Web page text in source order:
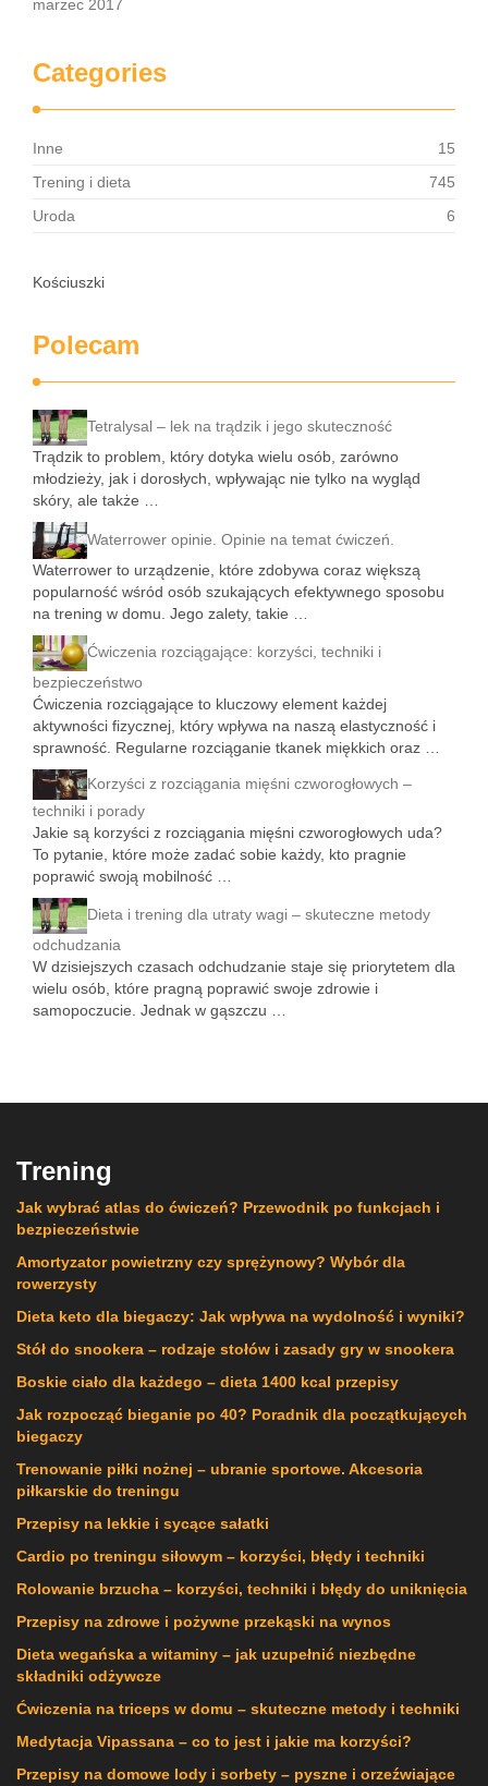
marzec 2017
Categories
Inne
15
Trening i dieta
745
Uroda
6
Kościuszki
Polecam
Tetralysal – lek na trądzik i jego skuteczność
Trądzik to problem, który dotyka wielu osób, zarówno
młodzieży, jak i dorosłych, wpływając nie tylko na wygląd
skóry, ale także …
Waterrower opinie. Opinie na temat ćwiczeń.
Waterrower to urządzenie, które zdobywa coraz większą
popularność wśród osób szukających efektywnego sposobu
na trening w domu. Jego zalety, takie …
Ćwiczenia rozciągające: korzyści, techniki i
bezpieczeństwo
Ćwiczenia rozciągające to kluczowy element każdej
aktywności fizycznej, który wpływa na naszą elastyczność i
sprawność. Regularne rozciąganie tkanek miękkich oraz …
Korzyści z rozciągania mięśni czworogłowych –
techniki i porady
Jakie są korzyści z rozciągania mięśni czworogłowych uda?
To pytanie, które może zadać sobie każdy, kto pragnie
poprawić swoją mobilność …
Dieta i trening dla utraty wagi – skuteczne metody
odchudzania
W dzisiejszych czasach odchudzanie staje się priorytetem dla
wielu osób, które pragną poprawić swoje zdrowie i
samopoczucie. Jednak w gąszczu …
Trening
Jak wybrać atlas do ćwiczeń? Przewodnik po funkcjach i
bezpieczeństwie
Amortyzator powietrzny czy sprężynowy? Wybór dla
rowerzysty
Dieta keto dla biegaczy: Jak wpływa na wydolność i wyniki?
Stół do snookera – rodzaje stołów i zasady gry w snookera
Boskie ciało dla każdego – dieta 1400 kcal przepisy
Jak rozpocząć bieganie po 40? Poradnik dla początkujących
biegaczy
Trenowanie piłki nożnej – ubranie sportowe. Akcesoria
piłkarskie do treningu
Przepisy na lekkie i sycące sałatki
Cardio po treningu siłowym – korzyści, błędy i techniki
Rolowanie brzucha – korzyści, techniki i błędy do uniknięcia
Przepisy na zdrowe i pożywne przekąski na wynos
Dieta wegańska a witaminy – jak uzupełnić niezbędne
składniki odżywcze
Ćwiczenia na triceps w domu – skuteczne metody i techniki
Medytacja Vipassana – co to jest i jakie ma korzyści?
Przepisy na domowe lody i sorbety – pyszne i orzeźwiające